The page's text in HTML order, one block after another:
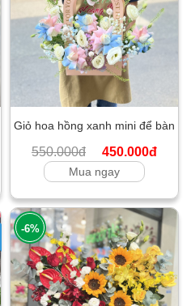
Giỏ hoa hồng xanh mini để bàn
550.000đ 450.000đ
Mua ngay
-6%